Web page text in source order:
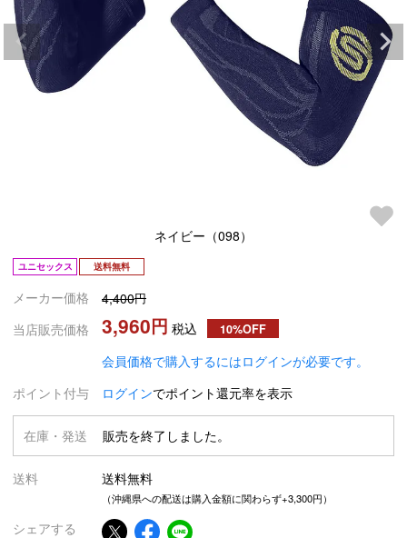
ネイビー（098）
ユニセックス 送料無料
メーカー価格
4,400
当店販売価格
3,960 税込 10%OFF
会員価格で購入するにはログインが必要です。
ポイント付与
ログインでポイント還元率を表示
在庫・発送 販売を終了しました。
送料 送料無料
（沖縄県への配送は購入金額に関わらず+3,300円）
シェアする